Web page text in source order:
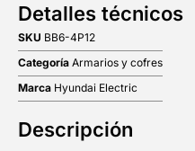
Detalles técnicos
SKU BB6-4P12
Categoría Armarios y cofres
Marca Hyundai Electric
Descripción